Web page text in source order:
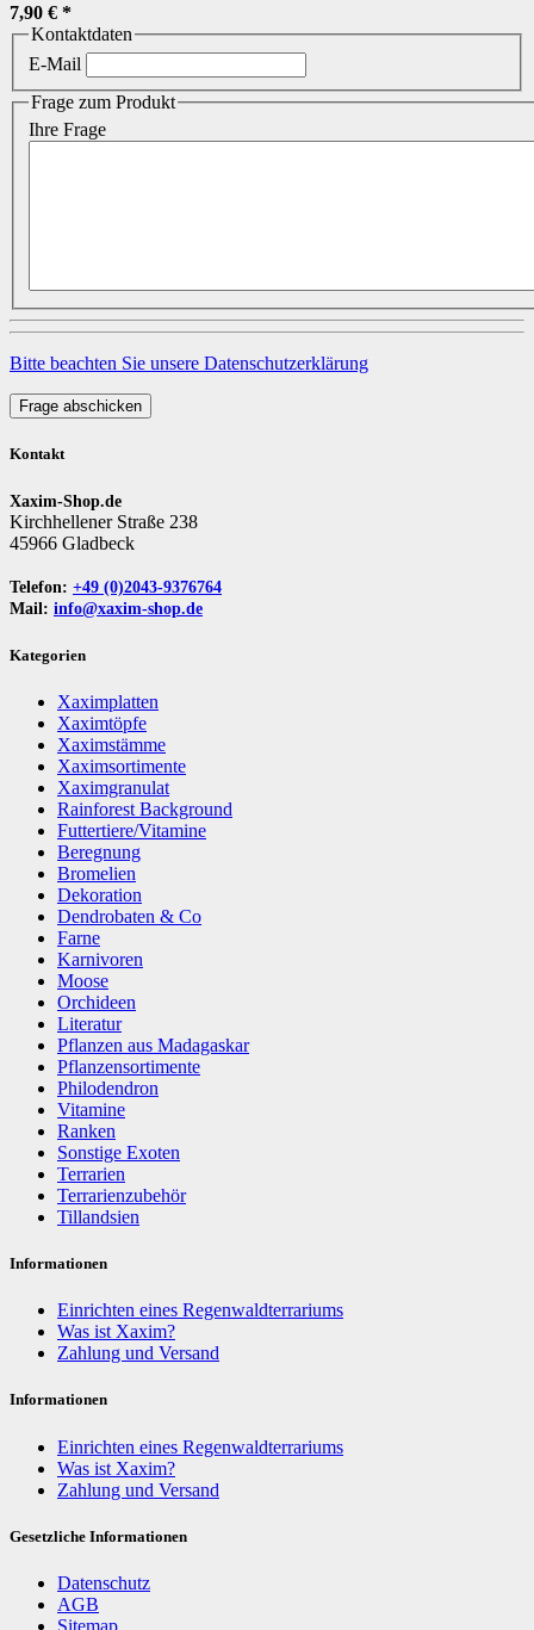
7,90 € *
Kontaktdaten
E-Mail
Frage zum Produkt
Ihre Frage
Bitte beachten Sie unsere Datenschutzerklärung
Frage abschicken
Kontakt
Xaxim-Shop.de
Kirchhellener Straße 238
45966 Gladbeck
Telefon: +49 (0)2043-9376764
Mail: info@xaxim-shop.de
Kategorien
Xaximplatten
Xaximtöpfe
Xaximstämme
Xaximsortimente
Xaximgranulat
Rainforest Background
Futtertiere/Vitamine
Beregnung
Bromelien
Dekoration
Dendrobaten & Co
Farne
Karnivoren
Moose
Orchideen
Literatur
Pflanzen aus Madagaskar
Pflanzensortimente
Philodendron
Vitamine
Ranken
Sonstige Exoten
Terrarien
Terrarienzubehör
Tillandsien
Informationen
Einrichten eines Regenwaldterrariums
Was ist Xaxim?
Zahlung und Versand
Informationen
Einrichten eines Regenwaldterrariums
Was ist Xaxim?
Zahlung und Versand
Gesetzliche Informationen
Datenschutz
AGB
Sitemap